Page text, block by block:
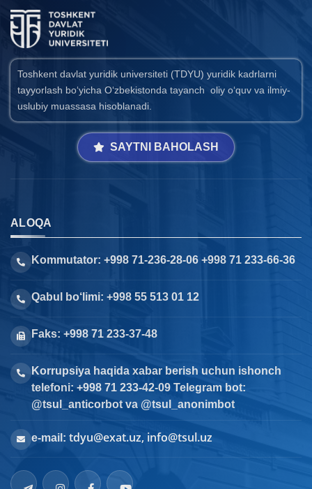
Toshkent davlat yuridik universiteti (TDYU) yuridik kadrlarni
tayyorlash bo‘yicha O‘zbekistonda tayanch oliy o‘quv va ilmiy-
uslubiy muassasa hisoblanadi.
SAYTNI BAHOLASH
ALOQA
Kommutator: +998 71-236-28-06 +998 71 233-66-36
Qabul bo‘limi: +998 55 513 01 12
Faks: +998 71 233-37-48
Korrupsiya haqida xabar berish uchun ishonch
telefoni: +998 71 233-42-09 Telegram bot:
@tsul_anticorbot va @tsul_anonimbot
e-mail: tdyu@exat.uz, info@tsul.uz